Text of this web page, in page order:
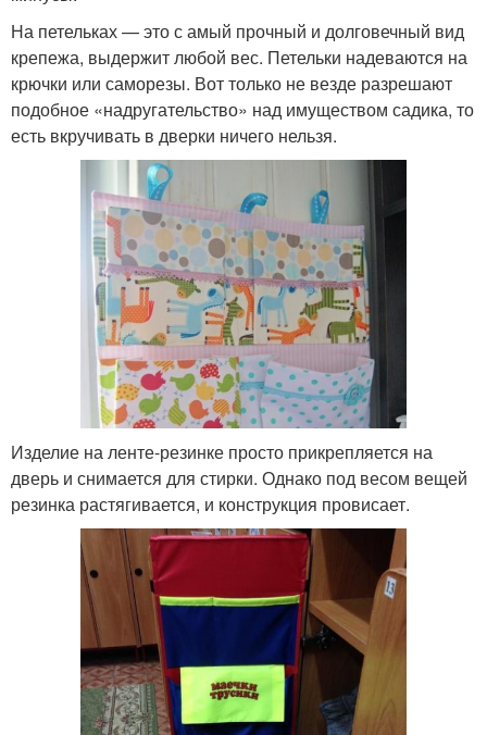
На петельках — это с амый прочный и долговечный вид
крепежа, выдержит любой вес. Петельки надеваются на
крючки или саморезы. Вот только не везде разрешают
подобное «надругательство» над имуществом садика, то
есть вкручивать в дверки ничего нельзя.
Изделие на ленте-резинке просто прикрепляется на
дверь и снимается для стирки. Однако под весом вещей
резинка растягивается, и конструкция провисает.